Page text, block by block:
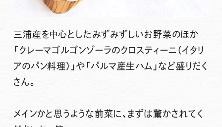
三浦産を中心としたみずみずしいお野菜のほか
「クレーマゴルゴンゾーラのクロスティーニ（イタリ
アのパン料理）」や「パルマ産生ハム」など盛りだく
さん。
メインかと思うような前菜に、まずは驚かされてく